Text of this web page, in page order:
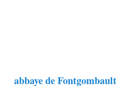
abbaye de Fontgombault